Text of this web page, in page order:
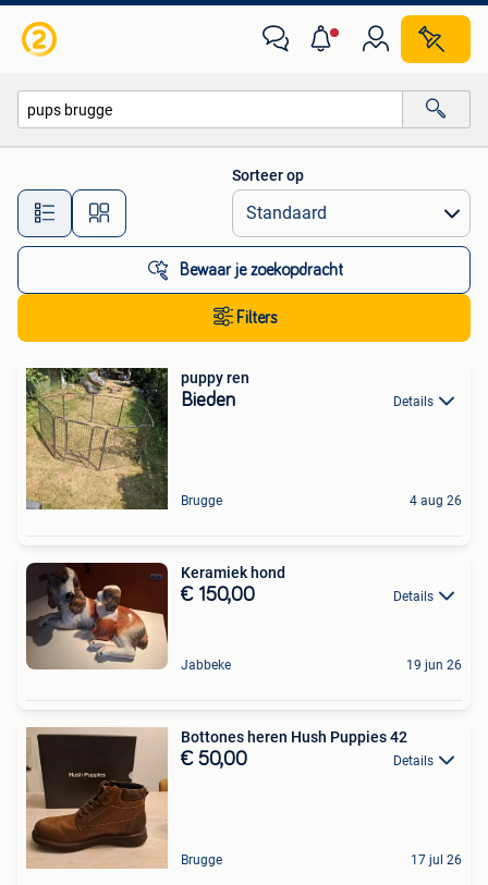
Alle afstanden…
Sorteer op
Bewaar je zoekopdracht
Filters
puppy ren
Bieden Details
Brugge 4 aug 26
Keramiek hond
€ 150,00 Details
Jabbeke 19 jun 26
Bottones heren Hush Puppies 42
€ 50,00 Details
Brugge 17 jul 26